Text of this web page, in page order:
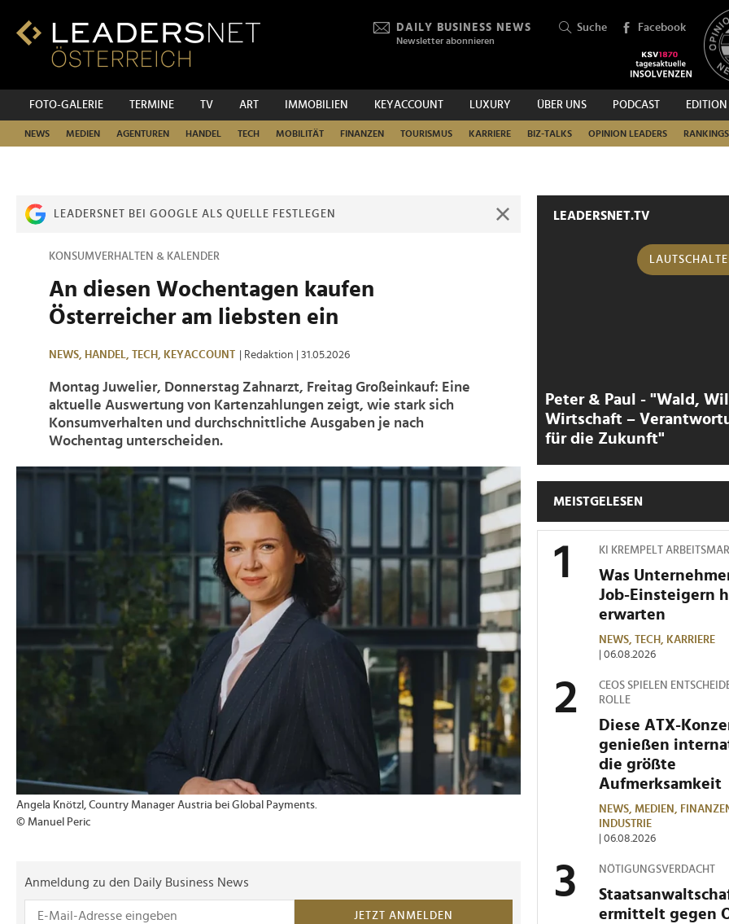
Inhalt
Fußzeilen-
DAILY BUSINESS NEWS
Newsletter abonnieren
Suche Facebook
FOTO-GALERIE TERMINE TV ART IMMOBILIEN KEYACCOUNT LUXURY ÜBER UNS PODCAST EDITION
NEWS MEDIEN AGENTUREN HANDEL TECH MOBILITÄT FINANZEN TOURISMUS KARRIERE BIZ-TALKS OPINION LEADERS RANKINGS
SUCHEN
LEADERSNET BEI GOOGLE ALS QUELLE FESTLEGEN
KONSUMVERHALTEN & KALENDER
An diesen Wochentagen kaufen
Österreicher am liebsten ein
NEWS, HANDEL, TECH, KEYACCOUNT | Redaktion | 31.05.2026
Montag Juwelier, Donnerstag Zahnarzt, Freitag Großeinkauf: Eine
aktuelle Auswertung von Kartenzahlungen zeigt, wie stark sich
Konsumverhalten und durchschnittliche Ausgaben je nach
Wochentag unterscheiden.
Angela Knötzl, Country Manager Austria bei Global Payments.
© Manuel Peric
Anmeldung zu den Daily Business News
JETZT ANMELDEN
LEADERSNET.TV
Peter & Paul - "Wald,
Wirtschaft –
für die Zukunft"
MEISTGELESEN
KI KREMPELT
Was
Job-Einsteigern
erwarten
NEWS, TECH,
KARRIERE
| 06.08.2026
CEOS SPIELEN
ROLLE
Diese ATX-
genießen
die größte
Aufmerksamkeit
NEWS, MEDIEN,
INDUSTRIE
| 06.08.2026
NÖTIGUNGSVERDACHT
ermittelt gegen